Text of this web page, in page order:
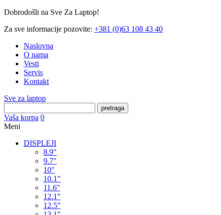
Dobrodošli na Sve Za Laptop!
Za sve informacije pozovite: +381 (0)63 108 43 40
Naslovna
O nama
Vesti
Servis
Kontakt
Sve za laptop
pretraga
Vaša korpa 0
Meni
DISPLEJI
8.9"
9.7"
10"
10.1"
11.6"
12.1"
12.5"